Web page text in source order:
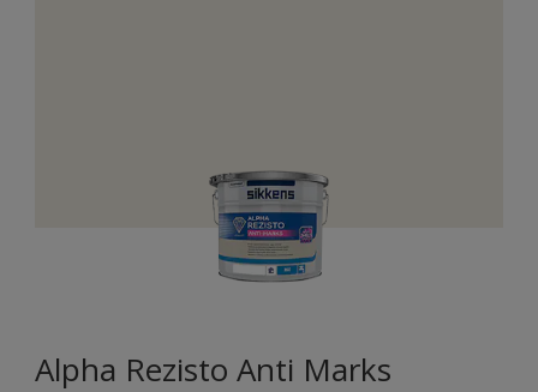
Alpha Rezisto Anti Marks